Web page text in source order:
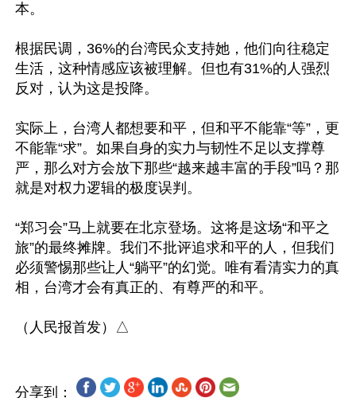
本。
根据民调，36%的台湾民众支持她，他们向往稳定
生活，这种情感应该被理解。但也有31%的人强烈
反对，认为这是投降。
实际上，台湾人都想要和平，但和平不能靠“等”，更
不能靠“求”。如果自身的实力与韧性不足以支撑尊
严，那么对方会放下那些“越来越丰富的手段”吗？那
就是对权力逻辑的极度误判。
“郑习会”马上就要在北京登场。这将是这场“和平之
旅”的最终摊牌。我们不批评追求和平的人，但我们
必须警惕那些让人“躺平”的幻觉。唯有看清实力的真
相，台湾才会有真正的、有尊严的和平。
分享到：